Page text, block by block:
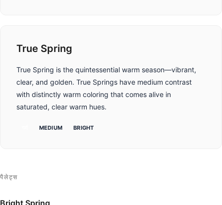
True Spring
True Spring is the quintessential warm season—vibrant,
clear, and golden. True Springs have medium contrast
with distinctly warm coloring that comes alive in
saturated, clear warm hues.
MEDIUM BRIGHT
पैलेट्स
Bright Spring